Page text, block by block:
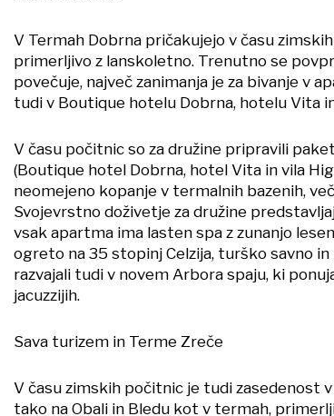
V Termah Dobrna pričakujejo v času
primerljivo z lanskoletno. Trenutno se
povečuje, največ zanimanja je za bivanje v
tudi v Boutique hotelu Dobrna, hotelu Vita
V času počitnic so za družine pripravili
(Boutique hotel Dobrna, hotel Vita in vila
neomejeno kopanje v termalnih bazenih,
Svojevrstno doživetje za družine
vsak apartma ima lasten spa z zunanjo
ogreto na 35 stopinj Celzija, turško savno
razvajali tudi v novem Arbora spaju, ki
jacuzzijih.
Sava turizem in Terme Zreče
V času zimskih počitnic je tudi zasedenost
tako na Obali in Bledu kot v termah,